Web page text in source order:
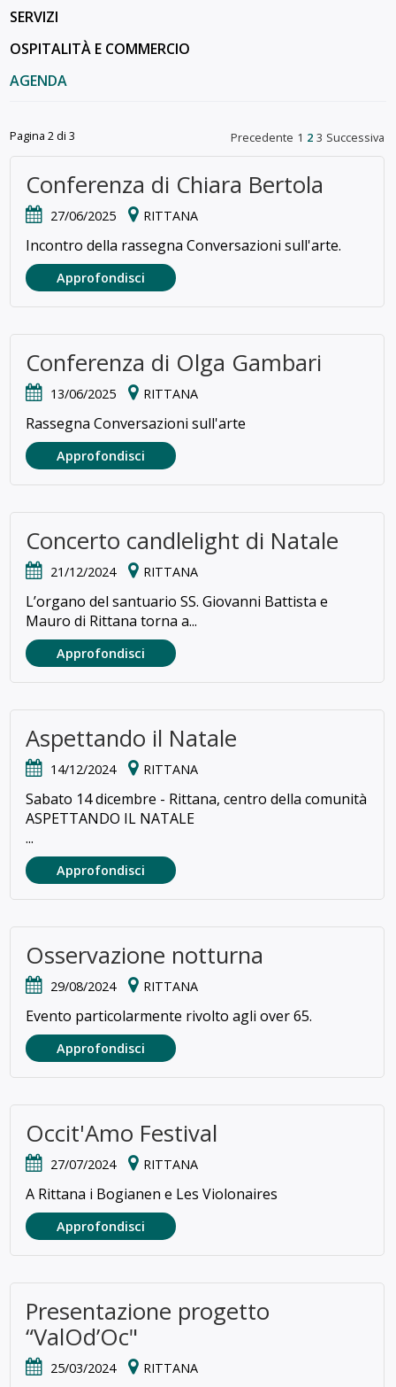
SERVIZI
OSPITALITÀ E COMMERCIO
AGENDA
Pagina 2 di 3 Precedente 1 2 3 Successiva
Conferenza di Chiara Bertola
27/06/2025 RITTANA
Incontro della rassegna Conversazioni sull'arte.
Approfondisci
Conferenza di Olga Gambari
13/06/2025 RITTANA
Rassegna Conversazioni sull'arte
Approfondisci
Concerto candlelight di Natale
21/12/2024 RITTANA
L’organo del santuario SS. Giovanni Battista e
Mauro di Rittana torna a...
Approfondisci
Aspettando il Natale
14/12/2024 RITTANA
Sabato 14 dicembre - Rittana, centro della comunità
ASPETTANDO IL NATALE
...
Approfondisci
Osservazione notturna
29/08/2024 RITTANA
Evento particolarmente rivolto agli over 65.
Approfondisci
Occit'Amo Festival
27/07/2024 RITTANA
A Rittana i Bogianen e Les Violonaires
Approfondisci
Presentazione progetto
“ValOd’Oc"
25/03/2024 RITTANA